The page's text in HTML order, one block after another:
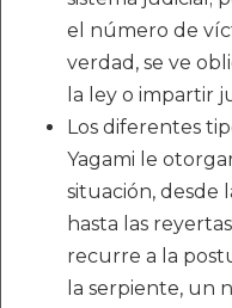
el número de
verdad, se ve
la ley o impartir
Los diferentes
Yagami le
situación, desde
hasta las
recurre a la
la serpiente, un